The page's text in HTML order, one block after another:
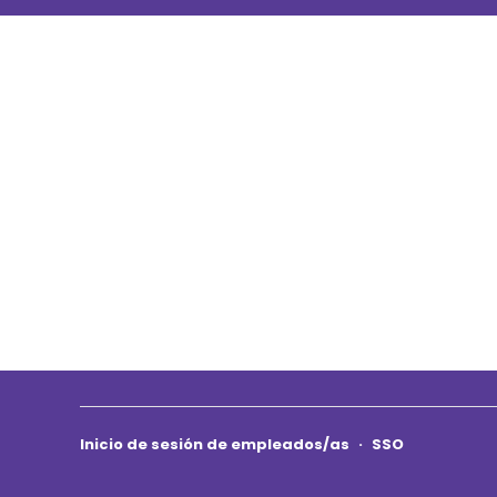
Inicio de sesión de empleados/as · SSO